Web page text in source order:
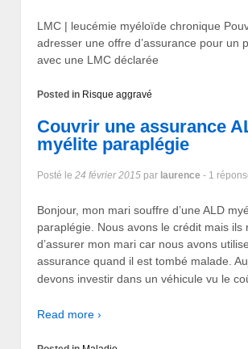
LMC | leucémie myéloïde chronique
adresser une offre d’assurance pour un
avec une LMC déclarée
Posted in Risque aggravé
Couvrir une assurance
myélite paraplégie
Posté le 24 février 2015 par laurence - 1
Bonjour, mon mari souffre d’une ALD
paraplégie. Nous avons le crédit mais ils
d’assurer mon mari car nous avons
assurance quand il est tombé malade.
devons investir dans un véhicule vu le
Read more ›